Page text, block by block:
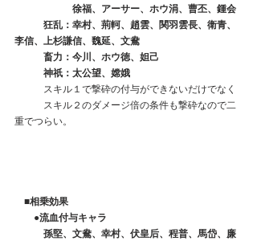
徐福、アーサー、ホウ涓、曹丕、鍾会
李信、上杉謙信、魏延、文鴦
畜力：今川、ホウ徳、妲己
神祇：太公望、嫦娥
スキル１で撃砕の付与ができないだけでなく
スキル２のダメージ倍の条件も撃砕なので二
重でつらい。
■相乗効果
●流血付与キャラ
孫堅、文鴦、幸村、伏皇后、程普、馬岱、廉